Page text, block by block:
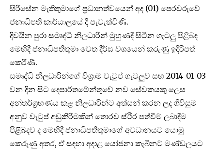
සිරිසේන මැතිතුමාගේ ප්‍රධානත්වයෙන් අද (01) පෙරවරුවේ
ජනාධිපති කාර්යාලයේ දී පැවැත්විණි.
දිවයින පුරා සමෘද්ධි නිලධාරින් මුහුණදී සිටින ගැටලු පිළිබඳ
මෙහිදී ජනාධිපතිතුමා වෙත දීර්ඝ වශයෙන් කරුණු ඉදිරිපත්
කෙරිණි.
සමෘද්ධි නිලධාරින්ගේ විශ්‍රාම වැටුප් ගැටලුව සහ 2014-01-03
වන දින සිට දෙපාර්තමේන්තුවේ නව සේවකයකු ලෙස
අන්තර්ග්‍රහණය කළ නිලධාරින්ට අත්සන් කරන ලද ගිවිසුම
අනුව වැටුප් අඩුකිරීමකින් තොරව ස්ථීර පත්වීම් ලබාදීම
පිළිබදව ද මෙහිදී ජනාධිපතිතුමාගේ අවධානයට යොමු
කෙරුණු අතර, ඒ සඳහා අදාළ යෝජනා කැබිනට් මණ්ඩලයට